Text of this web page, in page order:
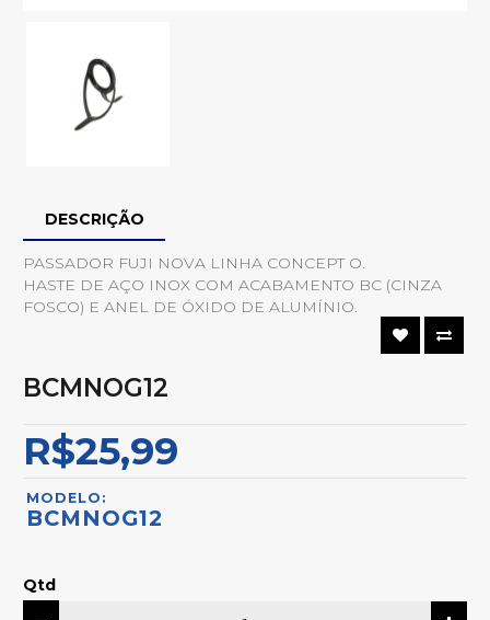
DESCRIÇÃO
PASSADOR FUJI NOVA LINHA CONCEPT O.
HASTE DE AÇO INOX COM ACABAMENTO BC (CINZA
FOSCO) E ANEL DE ÓXIDO DE ALUMÍNIO.
BCMNOG12
R$25,99
MODELO:
BCMNOG12
Qtd